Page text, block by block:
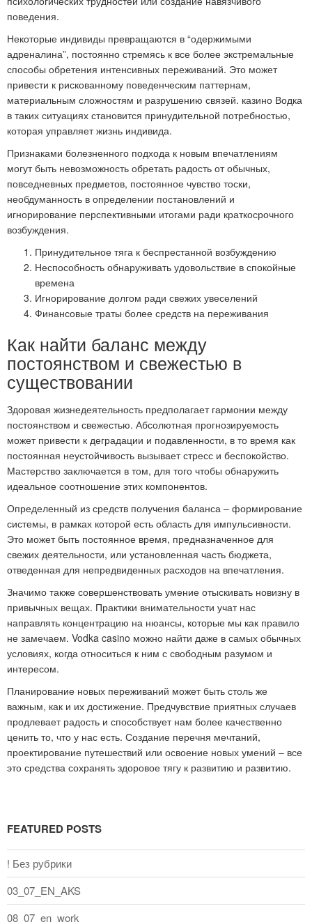
поведения.
Некоторые индивиды превращаются в “одержимыми
адреналина”, постоянно стремясь к все более экстремальные
способы обретения интенсивных переживаний. Это может
привести к рискованному поведенческим паттернам,
материальным сложностям и разрушению связей. казино Водка
в таких ситуациях становится принудительной потребностью,
которая управляет жизнь индивида.
Признаками болезненного подхода к новым впечатлениям
могут быть невозможность обретать радость от обычных,
повседневных предметов, постоянное чувство тоски,
необдуманность в определении постановлений и
игнорирование перспективными итогами ради краткосрочного
возбуждения.
Принудительное тяга к беспрестанной возбуждению
Неспособность обнаруживать удовольствие в спокойные
времена
Игнорирование долгом ради свежих увеселений
Финансовые траты более средств на переживания
Как найти баланс между
постоянством и свежестью в
существовании
Здоровая жизнедеятельность предполагает гармонии между
постоянством и свежестью. Абсолютная прогнозируемость
может привести к деградации и подавленности, в то время как
постоянная неустойчивость вызывает стресс и беспокойство.
Мастерство заключается в том, для того чтобы обнаружить
идеальное соотношение этих компонентов.
Определенный из средств получения баланса – формирование
системы, в рамках которой есть область для импульсивности.
Это может быть постоянное время, предназначенное для
свежих деятельности, или установленная часть бюджета,
отведенная для непредвиденных расходов на впечатления.
Значимо также совершенствовать умение отыскивать новизну в
привычных вещах. Практики внимательности учат нас
направлять концентрацию на нюансы, которые мы как правило
не замечаем. Vodka casino можно найти даже в самых обычных
условиях, когда относиться к ним с свободным разумом и
интересом.
Планирование новых переживаний может быть столь же
важным, как и их достижение. Предчувствие приятных случаев
продлевает радость и способствует нам более качественно
ценить то, что у нас есть. Создание перечня мечтаний,
проектирование путешествий или освоение новых умений – все
это средства сохранять здоровое тягу к развитию и развитию.
FEATURED POSTS
! Без рубрики
03_07_EN_AKS
08_07_en_work